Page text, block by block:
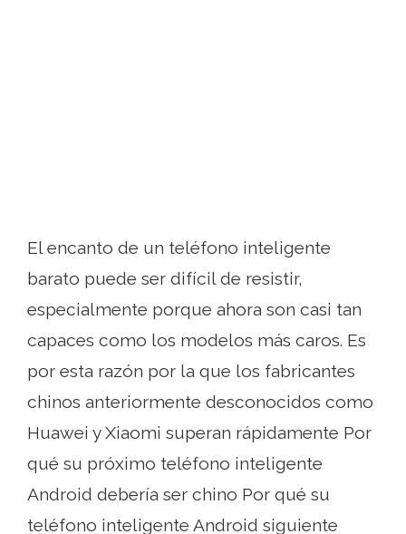
El encanto de un teléfono inteligente
barato puede ser difícil de resistir,
especialmente porque ahora son casi tan
capaces como los modelos más caros. Es
por esta razón por la que los fabricantes
chinos anteriormente desconocidos como
Huawei y Xiaomi superan rápidamente Por
qué su próximo teléfono inteligente
Android debería ser chino Por qué su
teléfono inteligente Android siguiente